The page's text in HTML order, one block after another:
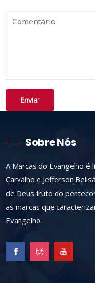
Sobre Nós
A Marcas do Evangelho é
Carvalho e Jefferson
de Deus fruto do
as marcas que
Evangelho.